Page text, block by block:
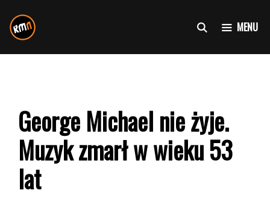
do
treści
MENU
George Michael nie żyje.
Muzyk zmarł w wieku 53
lat